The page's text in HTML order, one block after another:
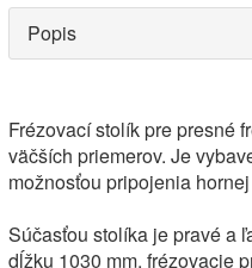
Popis
Frézovací stolík pre presné
väčších priemerov. Je
možnosťou pripojenia
Súčasťou stolíka je pravé a
dĺžku 1030 mm, frézovacie